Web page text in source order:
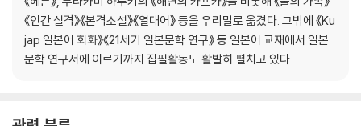
《인간 실격》《본격소설》《열대어》 등을 우리말로 옮겼다. 그밖에 《Ku
jap 일본어 회화》《21세기 일본문학 연구》 등 일본어 교재에서 일본
문학 연구서에 이르기까지 집필활동도 활발히 펼치고 있다.